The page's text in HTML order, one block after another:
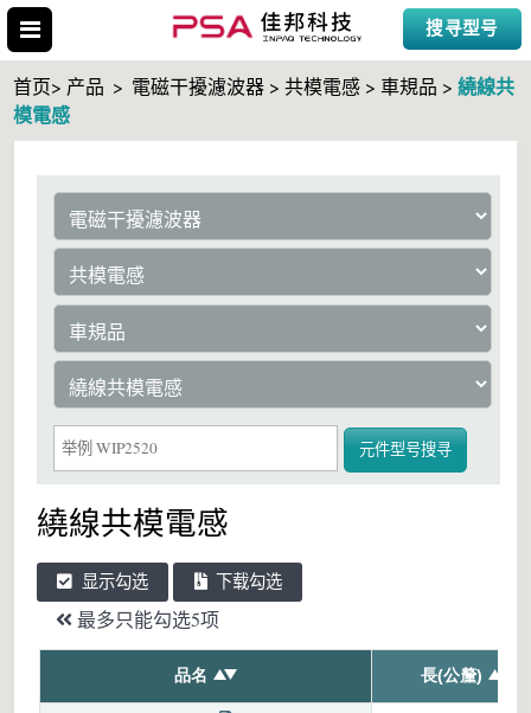
搜寻型号
搜寻型号
首页> 产品 > 電磁干擾濾波器 > 共模電感 > 車規品 >繞線共
模電感
元件型号搜寻
繞線共模電感
显示勾选 下载勾选
最多只能勾选5项